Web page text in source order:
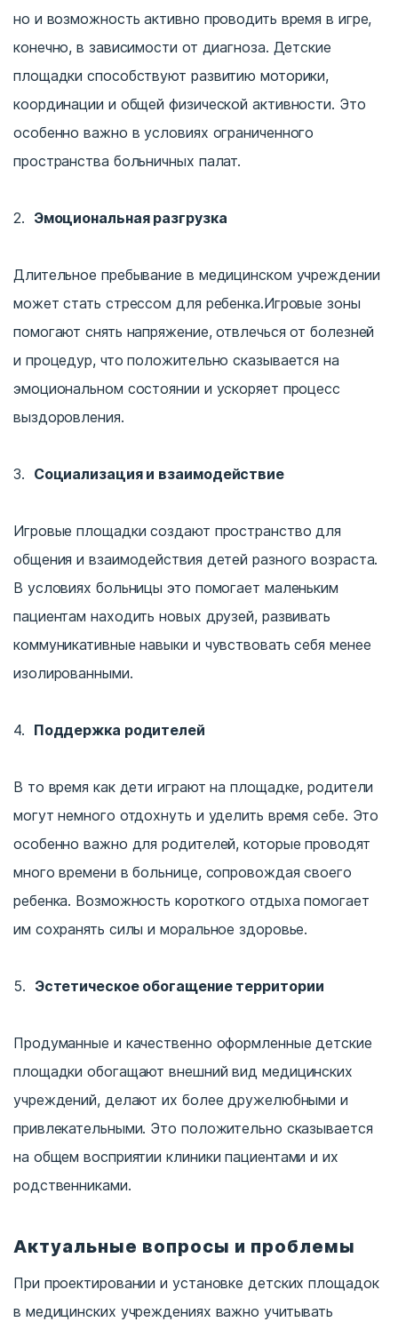
но и возможность активно проводить время в игре,
конечно, в зависимости от диагноза. Детские
площадки способствуют развитию моторики,
координации и общей физической активности. Это
особенно важно в условиях ограниченного
пространства больничных палат.
Эмоциональная разгрузка
Длительное пребывание в медицинском учреждении
может стать стрессом для ребенка.Игровые зоны
помогают снять напряжение, отвлечься от болезней
и процедур, что положительно сказывается на
эмоциональном состоянии и ускоряет процесс
выздоровления.
Социализация и взаимодействие
Игровые площадки создают пространство для
общения и взаимодействия детей разного возраста.
В условиях больницы это помогает маленьким
пациентам находить новых друзей, развивать
коммуникативные навыки и чувствовать себя менее
изолированными.
Поддержка родителей
В то время как дети играют на площадке, родители
могут немного отдохнуть и уделить время себе. Это
особенно важно для родителей, которые проводят
много времени в больнице, сопровождая своего
ребенка. Возможность короткого отдыха помогает
им сохранять силы и моральное здоровье.
Эстетическое обогащение территории
Продуманные и качественно оформленные детские
площадки обогащают внешний вид медицинских
учреждений, делают их более дружелюбными и
привлекательными. Это положительно сказывается
на общем восприятии клиники пациентами и их
родственниками.
Актуальные вопросы и проблемы
При проектировании и установке детских площадок
в медицинских учреждениях важно учитывать